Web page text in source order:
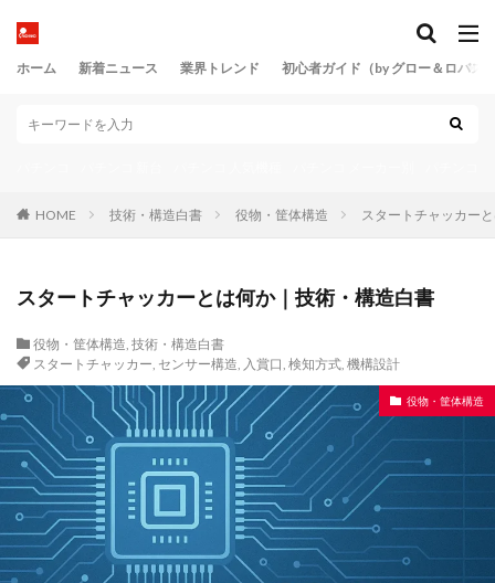
ホーム 新着ニュース 業界トレンド 初心者ガイド（by グロー＆ロバス
HOME 技術・構造白書 役物・筐体構造 スタートチャッカー
スタートチャッカーとは何か｜技術・構造白書
役物・筐体構造, 技術・構造白書
スタートチャッカー, センサー構造, 入賞口, 検知方式, 機構設計
役物・筐体構造